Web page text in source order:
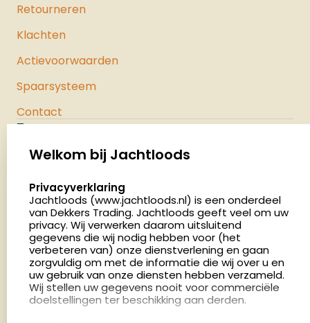
Retourneren
Klachten
Actievoorwaarden
Spaarsysteem
Contact
Palenrij 1
Nederland
4.8
2883 beoordelingen
Openingstijden
Dinsdag en donderdag: 13:00 - 17:00 én 18:00 - 21:00
uur
Welkom bij Jachtloods
select language
Privacyverklaring
Jachtloods (www.jachtloods.nl) is een onderdeel
van Dekkers Trading. Jachtloods geeft veel om uw
privacy. Wij verwerken daarom uitsluitend
gegevens die wij nodig hebben voor (het
verbeteren van) onze dienstverlening en gaan
zorgvuldig om met de informatie die wij over u en
uw gebruik van onze diensten hebben verzameld.
Wij stellen uw gegevens nooit voor commerciële
doelstellingen ter beschikking aan derden.